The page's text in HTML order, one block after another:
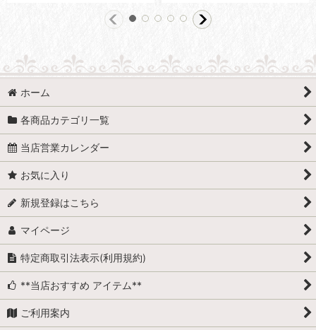
ホーム
各商品カテゴリ一覧
当店営業カレンダー
お気に入り
新規登録はこちら
マイページ
特定商取引法表示(利用規約)
**当店おすすめ アイテム**
ご利用案内